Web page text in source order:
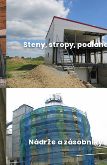
Steny, stropy,
Nádrže a zásobníky